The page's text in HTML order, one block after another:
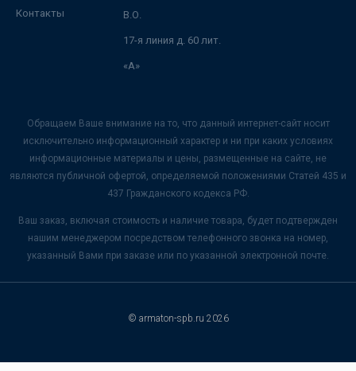
Контакты В.О.
17-я линия д. 60 лит.
«А»
Обращаем Ваше внимание на то, что данный интернет-сайт носит
исключительно информационный характер и ни при каких условиях
информационные материалы и цены, размещенные на сайте, не
являются публичной офертой, определяемой положениями Статей 435 и
437 Гражданского кодекса РФ.
Ваш заказ, включая стоимость и наличие товара, будет подтвержден
нашим менеджером посредством телефонного звонка на номер,
указанный Вами при заказе или по указанной электронной почте.
© armaton-spb.ru 2026